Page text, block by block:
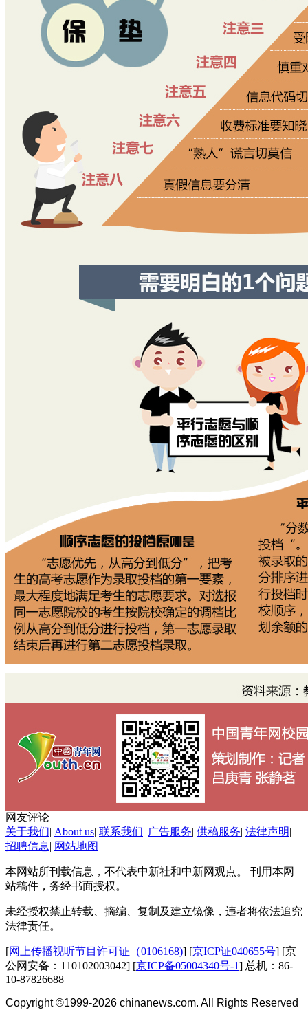
网友评论
关于我们| About us| 联系我们| 广告服务| 供稿服务| 法律声明|
招聘信息| 网站地图
本网站所刊载信息，不代表中新社和中新网观点。 刊用本网
站稿件，务经书面授权。
未经授权禁止转载、摘编、复制及建立镜像，违者将依法追究
法律责任。
[网上传播视听节目许可证（0106168)] [京ICP证040655号] [京
公网安备：110102003042] [京ICP备05004340号-1] 总机：86-
10-87826688
Copyright ©1999-2026 chinanews.com. All Rights Reserved